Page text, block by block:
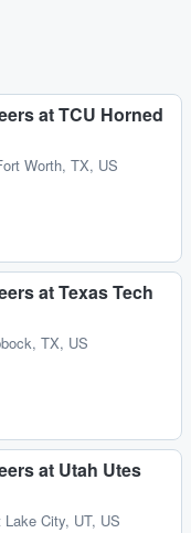
at TCU Horned
Worth, TX, US
at Texas Tech
TX, US
at Utah Utes
Lake City, UT, US